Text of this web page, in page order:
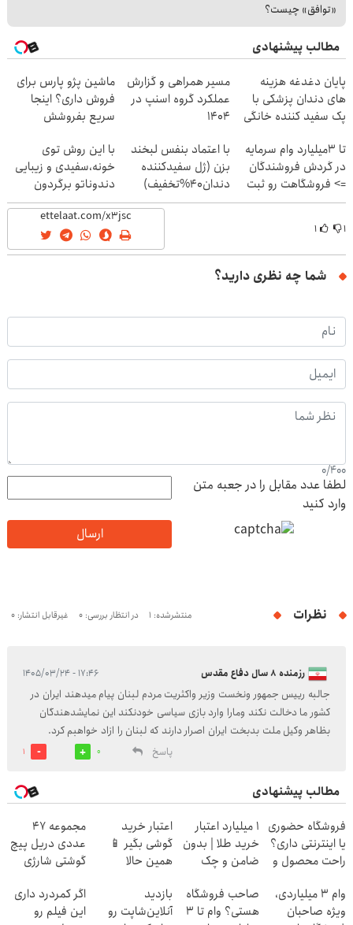
«توافق» چیست؟
مطالب پیشنهادی
پایان دغدغه هزینه
های دندان پزشکی با
پک سفید کننده خانگی
مسیر همراهی و گزارش
عملکرد گروه اسنپ در
۱۴۰۴
ماشین پژو پارس برای
فروش داری؟ اینجا
سریع بفروشش
تا 3میلیارد وام سرمایه
در گردش فروشندگان
=> فروشگاهت رو ثبت
کن
با اعتماد بنفس لبخند
بزن (ژل سفیدکننده
دندان40%تخفیف)
با این روش توی
خونه،سفیدی و زیبایی
دندوناتو برگردون
(40%off)
۱ ۱
شما چه نظری دارید؟
0/400
لطفا عدد مقابل را در جعبه متن
وارد کنید
ارسال
نظرات منتشرشده: 1 در انتظار بررسی: 0 غیرقابل انتشار: 0
رزمنده ۸ سال دفاع مقدس ۱۷:۴۶ - ۱۴۰۵/۰۳/۲۴
جالبه رییس جمهور ونخست وزیر واکثریت مردم لبنان پیام میدهند ایران در
کشور ما دخالت نکند ومارا وارد بازی سیاسی خودنکند این نمایشدهندگان
بظاهر وکیل ملت بدبخت ایران اصرار دارند که لبنان را ازاد خواهبم کرد.
پاسخ
0
1
مطالب پیشنهادی
فروشگاه حضوری
یا اینترنتی داری؟
راحت محصول و
بفروش
۱ میلیارد اعتبار
خرید طلا | بدون
ضامن و چک
اعتبار خرید
گوشی بگیر 📱
همین حالا
بده 🎯
مجموعه 47
عددی دریل پیچ
گوشتی شارژی
محدود)
وام ۳ میلیاردی،
ویژه صاحبان
صاحب فروشگاه
هستی؟ وام تا ۳
بازدید
آنلاین‌شاپت رو
اگر کمردرد داری
این فیلم رو